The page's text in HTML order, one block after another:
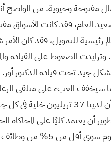
مال مفتوحة وحيوية. من
فقد كانت الأسواق
رئيسية للتمويل، فقد كان
وتزايدت الضغوط على
جيد تحت قيادة الدكتور أوز.
عن الوسيط الذي يستحوذ على 40 إلى 60% من سعر
حول الذكاء الاصطناعي في جميع مجالات الصناعات،
أن يعتمد كليًا على المحاكاة
المثال، صرّح الرئيس التنفيذي لشركة